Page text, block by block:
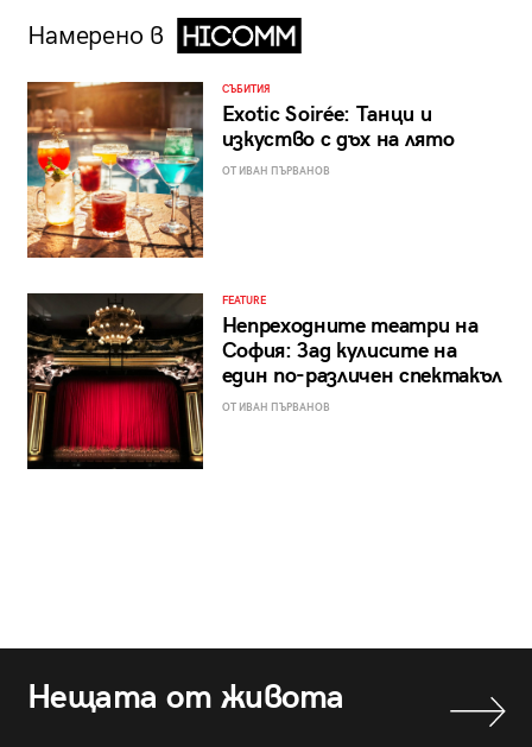
Намерено в
СЪБИТИЯ
Exotic Soirée: Танци и
изкуство с дъх на лято
ОТ ИВАН ПЪРВАНОВ
FEATURE
Непреходните театри на
София: Зад кулисите на
един по-различен спектакъл
ОТ ИВАН ПЪРВАНОВ
Нещата от живота